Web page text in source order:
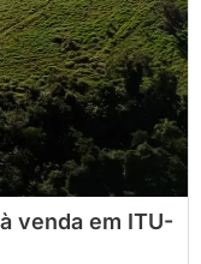
venda em ITU-